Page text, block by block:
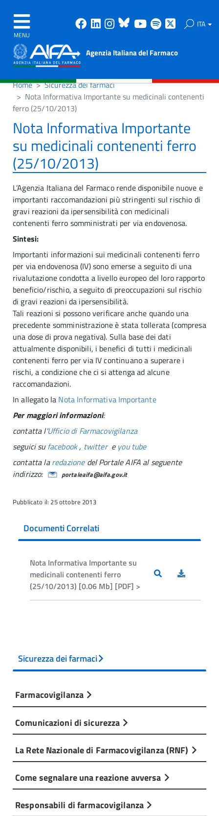
MENU
Facebook
Linkedin
Instagram
Bluesky
Youtube
Spotify ITA
Agenzia Italiana del Farmaco
Home
Sicurezza dei farmaci
Nota Informativa Importante su medicinali contenenti
ferro (25/10/2013)
Nota Informativa Importante
su medicinali contenenti ferro
(25/10/2013)
L’Agenzia Italiana del Farmaco rende disponibile nuove e
importanti raccomandazioni più stringenti sul rischio di
gravi reazioni da ipersensibilità con medicinali
contenenti ferro somministrati per via endovenosa.
Sintesi:
Importanti informazioni sui medicinali contenenti ferro
per via endovenosa (IV) sono emerse a seguito di una
rivalutazione condotta a livello europeo del loro rapporto
beneficio/rischio, a seguito di preoccupazioni sul rischio
di gravi reazioni da ipersensibilità.
Tali reazioni si possono verificare anche quando una
precedente somministrazione è stata tollerata (compresa
una dose di prova negativa). Sulla base dei dati
attualmente disponibili, i benefici di tutti i medicinali
contenenti ferro per via IV continuano a superare i
rischi, a condizione che ci si attenga ad alcune
raccomandazioni.
In allegato la Nota Informativa Importante
Per maggiori informazioni:
contatta l'Ufficio di Farmacovigilanza
seguici sufacebook, twitter e you tube
contatta laredazionedel Portale AIFA al seguente
indirizzo:
portaleaifa@aifa.gov.it
Pubblicato il: 25 ottobre 2013
Documenti Correlati
Nota Informativa Importante su
medicinali contenenti ferro
(25/10/2013) [0.06 Mb] [PDF] >
Sicurezza dei farmaci
Farmacovigilanza
Comunicazioni di sicurezza
La Rete Nazionale di Farmacovigilanza (RNF)
Come segnalare una reazione avversa
Responsabili di farmacovigilanza